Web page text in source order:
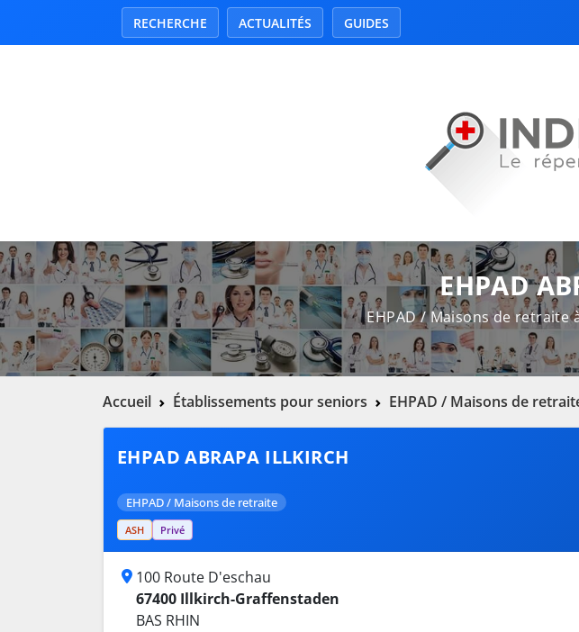
RECHERCHE ACTUALITÉS GUIDES
EHPAD
EHPAD / Maisons de retraite
Accueil Établissements pour seniors EHPAD / Maisons de
EHPAD ABRAPA ILLKIRCH
EHPAD / Maisons de retraite
ASH Privé
100 Route D'eschau
67400 Illkirch-Graffenstaden
BAS RHIN